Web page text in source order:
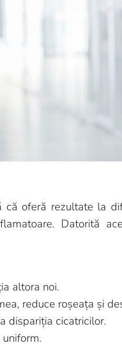
oferă rezultate la
Datorită
altora noi.
reduce roșeața și
dispariția cicatricilor.